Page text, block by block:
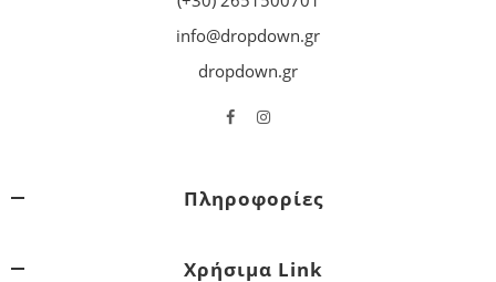
info@dropdown.gr
dropdown.gr
Πληροφορίες
Χρήσιμα Link